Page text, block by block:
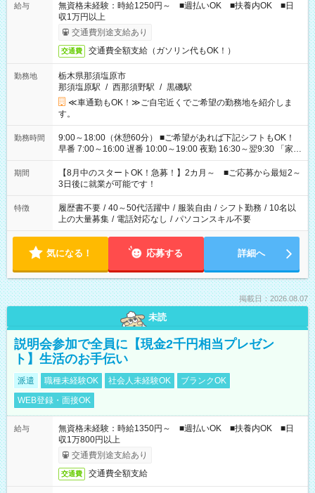
給与
無資格未経験：時給1250円～ ■週払いOK ■扶養内OK ■日
収1万円以上
交通費別途支給あり
交通費 交通費全額支給（ガソリン代もOK！）
勤務地
栃木県那須塩原市
那須塩原駅 / 西那須野駅 / 黒磯駅
≪車通勤もOK！≫ご自宅近くでご希望の勤務地を紹介しま
す。
勤務時間
9:00～18:00（休憩60分） ■ご希望があれば下記シフトもOK！
早番 7:00～16:00 遅番 10:00～19:00 夜勤 16:30～翌9:30 「家族
と休みを合わせたい」 「余裕を持って夕飯の準備がしたい」
「できれば残業はしたくない」 など、ご希望を教えてください
ね。 ※Wワーク希望の方へ 今ご覧のお仕事で希望する勤務時間
と、もう1つのお仕事の勤務時間。 合計で週40時間を超える場
合は応募できません。
期間
【8月中のスタートOK！急募！】2カ月～ ■ご応募から最短2～
3日後に就業が可能です！
特徴 履歴書不要 / 40～50代活躍中 / 服装自由 / シフト勤務 / 10名以
上の大量募集 / 電話対応なし / パソコンスキル不要
気になる！ 応募する 詳細へ
掲載日：2026.08.07
未読
説明会参加で全員に【現金2千円相当プレゼン
ト】生活のお手伝い
派遣 職種未経験OK 社会人未経験OK
ブランクOK
WEB登録・面接OK
給与
無資格未経験：時給1350円～ ■週払いOK ■扶養内OK ■日
収1万800円以上
交通費別途支給あり
交通費 交通費全額支給